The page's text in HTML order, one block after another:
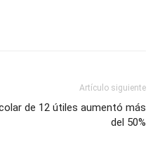
Artículo siguiente
de 12 útiles aumentó más
del 50%